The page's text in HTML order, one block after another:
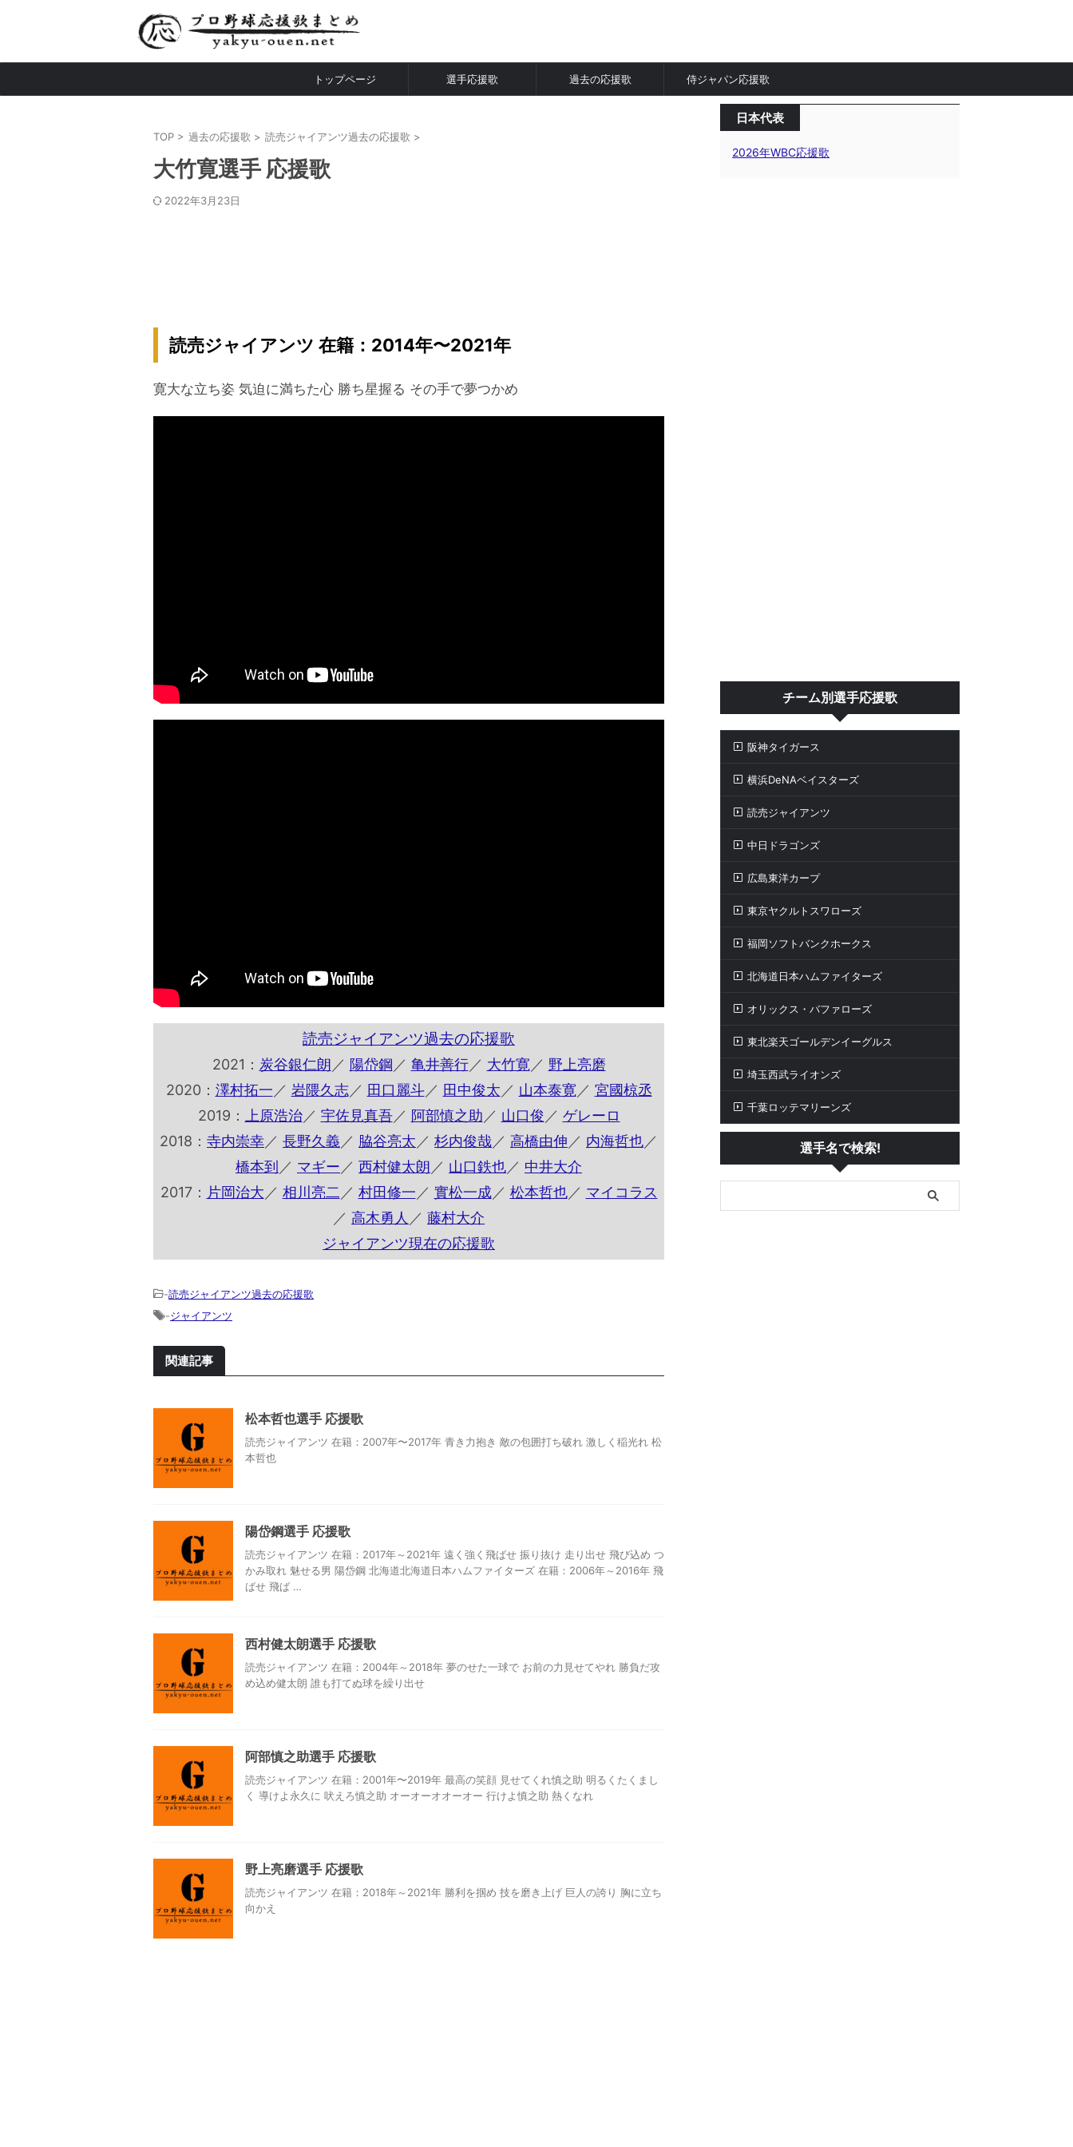
トップページ 選手応援歌 過去の応援歌 侍ジャパン応援歌
TOP > 過去の応援歌 > 読売ジャイアンツ過去の応援歌 >
大竹寛選手 応援歌
2022年3月23日
読売ジャイアンツ 在籍：2014年〜2021年
寛大な立ち姿 気迫に満ちた心 勝ち星握る その手で夢つかめ
読売ジャイアンツ過去の応援歌
2021： 炭谷銀仁朗 ／ 陽岱鋼 ／ 亀井善行／ 大竹寛 ／ 野上亮磨
2020： 澤村拓一 ／ 岩隈久志／ 田口麗斗／ 田中俊太 ／ 山本泰寛 ／ 宮國椋丞
2019：
上原浩治／ 宇佐見真吾／ 阿部慎之助 ／ 山口俊 ／ ゲレーロ
2018： 寺内崇幸／ 長野久義 ／ 脇谷亮太 ／ 杉内俊哉／ 高橋由伸 ／ 内海哲也／
橋本到 ／ マギー ／ 西村健太朗 ／ 山口鉄也／ 中井大介
2017： 片岡治大 ／ 相川亮二 ／ 村田修一 ／ 實松一成／ 松本哲也／ マイコラス
／ 高木勇人 ／ 藤村大介
ジャイアンツ現在の応援歌
-読売ジャイアンツ過去の応援歌
-ジャイアンツ
関連記事
松本哲也選手 応援歌
読売ジャイアンツ 在籍：2007年〜2017年 青き力抱き 敵の包囲打ち破れ 激しく稲光れ 松
本哲也
陽岱鋼選手 応援歌
読売ジャイアンツ 在籍：2017年～2021年 遠く強く飛ばせ 振り抜け 走り出せ 飛び込め つ
かみ取れ 魅せる男 陽岱鋼 北海道北海道日本ハムファイターズ 在籍：2006年～2016年 飛
ばせ 飛ば …
西村健太朗選手 応援歌
読売ジャイアンツ 在籍：2004年～2018年 夢のせた一球で お前の力見せてやれ 勝負だ攻
め込め健太朗 誰も打てぬ球を繰り出せ
阿部慎之助選手 応援歌
読売ジャイアンツ 在籍：2001年〜2019年 最高の笑顔 見せてくれ慎之助 明るくたくまし
く 導けよ永久に 吠えろ慎之助 オーオーオオーオー 行けよ慎之助 熱くなれ
野上亮磨選手 応援歌
読売ジャイアンツ 在籍：2018年～2021年 勝利を掴め 技を磨き上げ 巨人の誇り 胸に立ち
向かえ
日本代表
2026年WBC応援歌
チーム別選手応援歌
阪神タイガース
横浜DeNAベイスターズ
読売ジャイアンツ
中日ドラゴンズ
広島東洋カープ
東京ヤクルトスワローズ
福岡ソフトバンクホークス
北海道日本ハムファイターズ
オリックス・バファローズ
東北楽天ゴールデンイーグルス
埼玉西武ライオンズ
千葉ロッテマリーンズ
選手名で検索!